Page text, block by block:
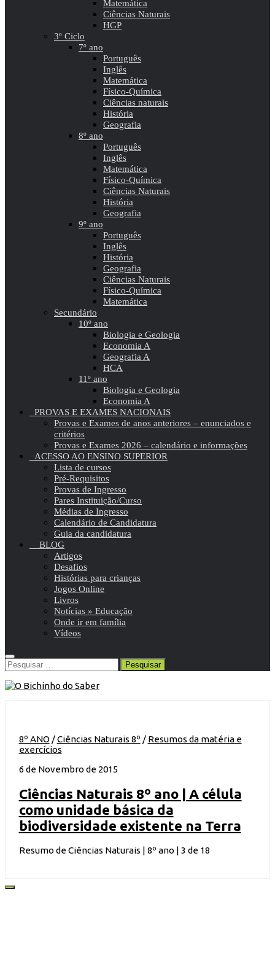
Matemática
Ciências Naturais
HGP
3º Ciclo
7º ano
Português
Inglês
Matemática
Físico-Química
Ciências naturais
História
Geografia
8º ano
Português
Inglês
Matemática
Físico-Química
Ciências Naturais
História
Geografia
9º ano
Português
Inglês
História
Geografia
Ciências Naturais
Físico-Química
Matemática
Secundário
10º ano
Biologia e Geologia
Economia A
Geografia A
HCA
11º ano
Biologia e Geologia
Economia A
PROVAS E EXAMES NACIONAIS
Provas e Exames de anos anteriores – enunciados e
critérios
Provas e Exames 2026 – calendário e informações
ACESSO AO ENSINO SUPERIOR
Lista de cursos
Pré-Requisitos
Provas de Ingresso
Pares Instituição/Curso
Médias de Ingresso
Calendário de Candidatura
Guia da candidatura
BLOG
Artigos
Desafios
Histórias para crianças
Jogos Online
Livros
Notícias » Educação
Onde ir em família
Vídeos
Pesquisar
por:
8º ANO /Ciências Naturais 8º / Resumos da matéria e
exercícios
6 de Novembro de 2015
Ciências Naturais 8º ano | A célula
como unidade básica da
biodiversidade existente na Terra
Resumo de Ciências Naturais | 8º ano | 3 de 18